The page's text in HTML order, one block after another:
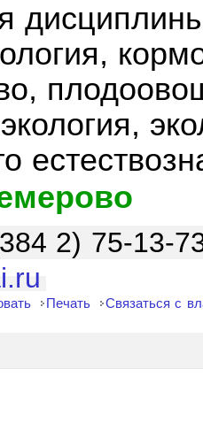
2) 75-13-
Печать Связаться с